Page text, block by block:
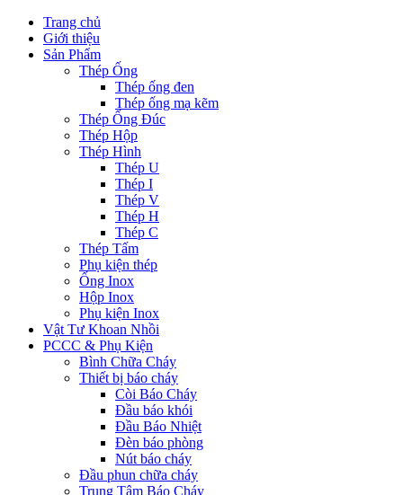
Trang chủ
Giới thiệu
Sản Phẩm
Thép Ống
Thép ống đen
Thép ống mạ kẽm
Thép Ống Đúc
Thép Hộp
Thép Hình
Thép U
Thép I
Thép V
Thép H
Thép C
Thép Tấm
Phụ kiện thép
Ống Inox
Hộp Inox
Phụ kiện Inox
Vật Tư Khoan Nhồi
PCCC & Phụ Kiện
Bình Chữa Cháy
Thiết bị báo cháy
Còi Báo Cháy
Đầu báo khói
Đầu Báo Nhiệt
Đèn báo phòng
Nút báo cháy
Đầu phun chữa cháy
Trung Tâm Báo Cháy